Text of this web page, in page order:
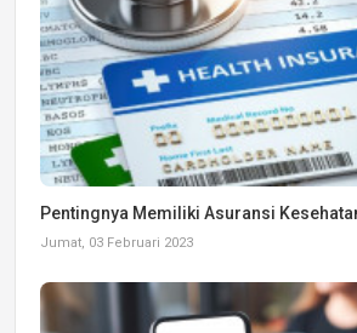
Pentingnya Memiliki Asuransi
Jumat, 03 Februari 2023